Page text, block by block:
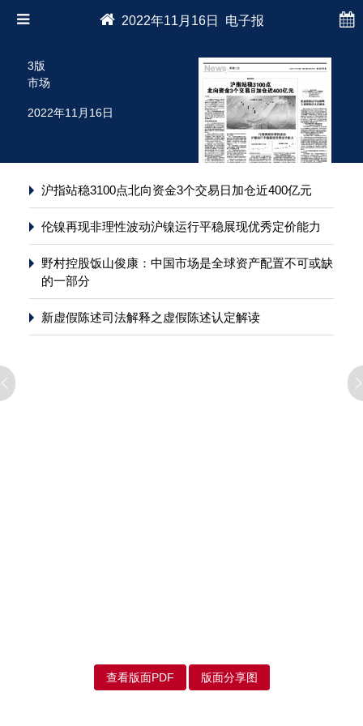
2022年11月16日 电子报
3版
市场
2022年11月16日
沪指站稳3100点北向资金3个交易日加仓近400亿元
伦镍再现非理性波动沪镍运行平稳展现优秀定价能力
野村控股饭山俊康：中国市场是全球资产配置不可或缺
的一部分
新虚假陈述司法解释之虚假陈述认定解读
查看版面PDF 版面分享图